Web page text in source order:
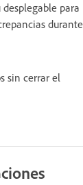
para
durante
sin cerrar el